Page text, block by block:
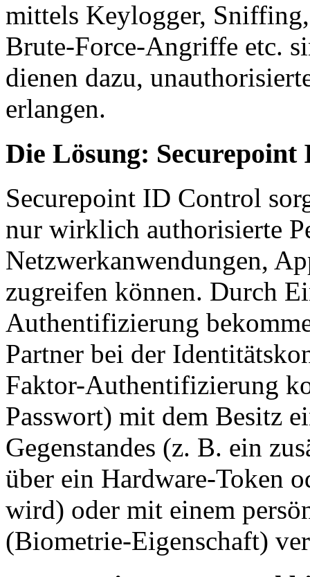
mittels Keylogger,
Brute-Force-Angriffe etc.
dienen dazu,
erlangen.
Die Lösung:
Securepoint ID Control
nur wirklich authorisierte
Netzwerkanwendungen,
zugreifen können. Durch
Authentifizierung
Partner bei der
Faktor-Authentifizierung
Passwort) mit dem Besitz
Gegenstandes (z. B. ein
über ein Hardware-Token
wird) oder mit einem
(Biometrie-Eigenschaft)